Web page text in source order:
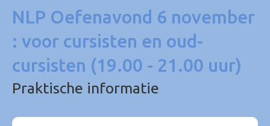
NLP Oefenavond 6 november
: voor cursisten en oud-
cursisten (19.00 - 21.00 uur)
Praktische informatie